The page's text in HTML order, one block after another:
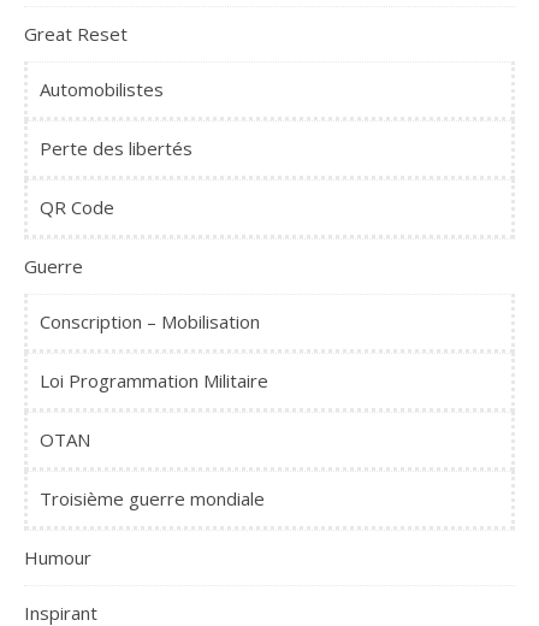
Great Reset
Automobilistes
Perte des libertés
QR Code
Guerre
Conscription – Mobilisation
Loi Programmation Militaire
OTAN
Troisième guerre mondiale
Humour
Inspirant